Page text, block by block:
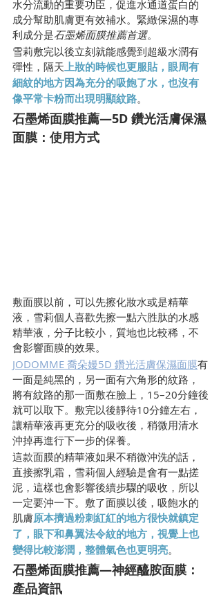
水分流動的重要功臣，促進水通道蛋白的
成分幫助肌膚更有效補水。緊緻保濕的專
利成分是石墨烯面膜推薦首選。
雪莉敷完以後立刻就能感覺到超級水潤有
彈性，隔天上妝的時候也更服貼，眼周有
細紋的地方因為充分的吸飽了水，也沒有
像平常卡粉而出現明顯紋路。
石墨烯面膜推薦—5D 鑽光活膚保濕
面膜：使用方式
敷面膜以前，可以先擦化妝水或是精華
液，雪莉個人喜歡先擦一點六胜肽的水感
精華液，分子比較小，質地也比較稀，不
會影響面膜的效果。
JODOMME 喬朵嫚5D 鑽光活膚保濕面膜有
一面是純黑的，另一面有六角形的紋路，
將有紋路的那一面敷在臉上，15–20分鐘後
就可以取下。敷完以後靜待10分鐘左右，
讓精華液再更充分的吸收後，稍微用清水
沖掉再進行下一步的保養。
這款面膜的精華液如果不稍微沖洗的話，
直接擦乳霜，雪莉個人經驗是會有一點搓
泥，這樣也會影響後續步驟的吸收，所以
一定要沖一下。敷了面膜以後，吸飽水的
肌膚原本擠過粉刺紅紅的地方很快就鎮定
了，眼下和鼻翼法令紋的地方，視覺上也
變得比較澎潤，整體氣色也更明亮。
石墨烯面膜推薦—神經醯胺面膜：
產品資訊